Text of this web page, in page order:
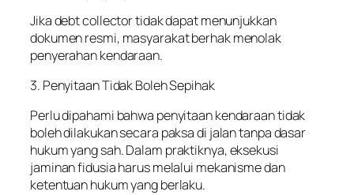
Jika debt collector tidak dapat menunjukkan
dokumen resmi, masyarakat berhak menolak
penyerahan kendaraan.
3. Penyitaan Tidak Boleh Sepihak
Perlu dipahami bahwa penyitaan kendaraan tidak
boleh dilakukan secara paksa di jalan tanpa dasar
hukum yang sah. Dalam praktiknya, eksekusi
jaminan fidusia harus melalui mekanisme dan
ketentuan hukum yang berlaku.